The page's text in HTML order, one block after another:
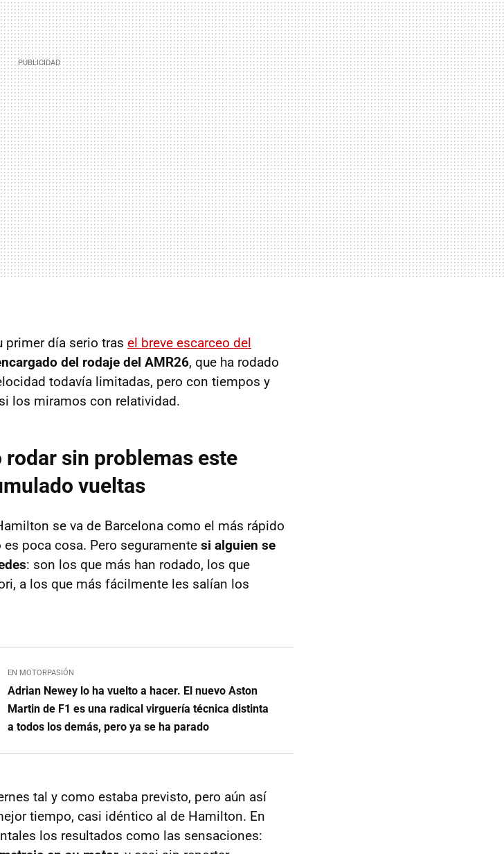
día serio tras el breve escarceo del
del rodaje del AMR26, que ha rodado
todavía limitadas, pero con tiempos y
los miramos con relatividad.
sin problemas este
vueltas
se va de Barcelona como el más rápido
poca cosa. Pero seguramente si alguien se
: son los que más han rodado, los que
a los que más fácilmente les salían los
EN MOTORPASIÓN
Adrian Newey lo ha vuelto a hacer. El nuevo Aston
Martin de F1 es una radical virguería técnica distinta
a todos los demás, pero ya se ha parado
tal y como estaba previsto, pero aún así
tiempo, casi idéntico al de Hamilton. En
los resultados como las sensaciones: